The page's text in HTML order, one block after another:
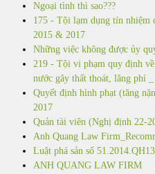
Ngoại tình thì sao???
175 - Tội lạm dụng tín nhiệm
2015 & 2017
Những việc không được ủy
219 - Tội vi phạm quy định
nước gây thất thoát, lãng phí
Quyết định hình phạt (tăng
2017
Quản tài viên (Nghị định 22-
Anh Quang Law
Luật phá sản số 51.2014.QH13
ANH QUANG LAW FIRM